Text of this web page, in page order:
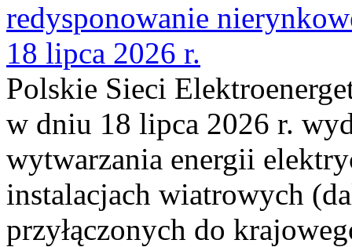
redysponowanie
18 lipca 2026 r.
Polskie Sieci
w dniu 18 lipca 2026 r.
wytwarzania energii
instalacjach wiatrowych
przyłączonych do